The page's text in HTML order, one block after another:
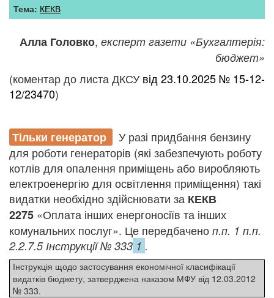
Тема: КЕКВ
Алла Головко, експерт газети «Бухгалтерія:
бюджет»
(коментар до листа ДКСУвід 23.10.2025 № 15-12-
12/23470)
Тільки генератор
У разі придбання бензину
для роботи генераторів (які забезпечують роботу
котлів для опалення приміщень або виробляють
електроенергію для освітлення приміщення) такі
видатки необхідно здійснювати за КЕКВ
2275 «Оплата інших енергоносіїв та інших
комунальних послуг». Це передбачено п.п. 1 п.п.
2.2.7.5 Інструкції № 333 1 .
Інструкція щодо застосування економічної класифікації
видатків бюджету, затверджена наказом МФУ від 12.03.2012
№ 333.